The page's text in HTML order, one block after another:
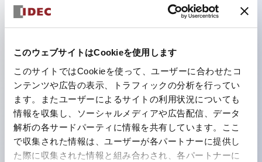
このウェブサイトはCookieを使用します
このサイトではCookieを使って、ユーザーに合わせたコ
ンテンツや広告の表示、トラフィックの分析を行ってい
ます。またユーザーによるサイトの利用状況についても
情報を収集し、ソーシャルメディアや広告配信、データ
解析の各サードパーティに情報を共有しています。ここ
で収集された情報は、ユーザーが各パートナーに提供し
た際に収集された情報と組み合わされ、各パートナーに
高電圧タイプのLED球が搭載可能になり、ダイレクト
タイプの定格使用電圧が最大240Vまで対応可能になり
ました。
プを除く）
丸形圧着端子の配線工数を大幅に削減。
ひとつで6色の役をこなすLED球（LSRD球）。これま
で色ごとに分かれていたLED球を、1色のLED球で各色
を表現できるようにしました。